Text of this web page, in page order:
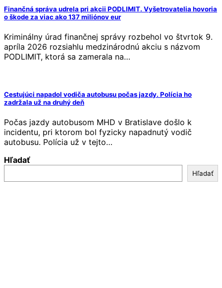
Finančná správa udrela pri akcii PODLIMIT. Vyšetrovatelia hovoria
o škode za viac ako 137 miliónov eur
Kriminálny úrad finančnej správy rozbehol vo štvrtok 9.
apríla 2026 rozsiahlu medzinárodnú akciu s názvom
PODLIMIT, ktorá sa zamerala na…
Cestujúci napadol vodiča autobusu počas jazdy. Polícia ho
zadržala už na druhý deň
Počas jazdy autobusom MHD v Bratislave došlo k
incidentu, pri ktorom bol fyzicky napadnutý vodič
autobusu. Polícia už v tejto…
Hľadať
Hľadať